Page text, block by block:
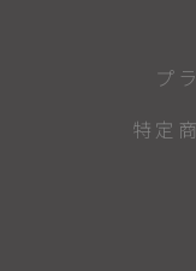
プ
特定